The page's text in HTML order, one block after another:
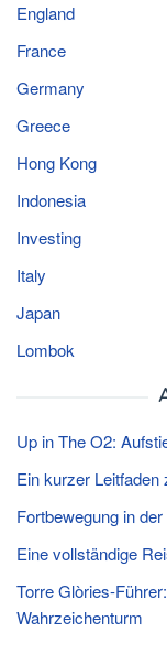
England
France
Germany
Greece
Hong Kong
Indonesia
Investing
Italy
Japan
Lombok
Up in The O2:
Ein kurzer
Fortbewegung in
Eine vollständige
Torre Glòries-
Wahrzeichenturm